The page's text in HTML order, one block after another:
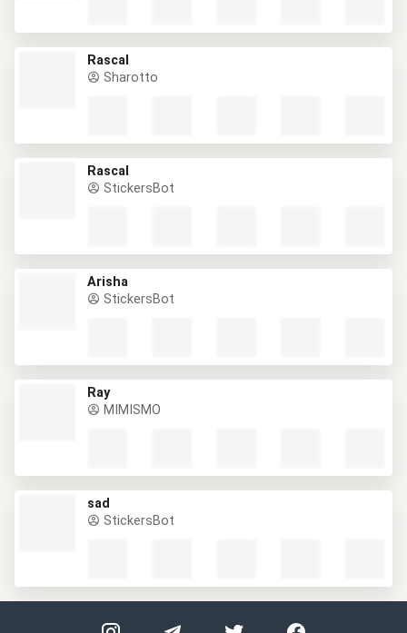
Rascal
Sharotto
Rascal
StickersBot
Arisha
StickersBot
Ray
MIMISMO
sad
StickersBot